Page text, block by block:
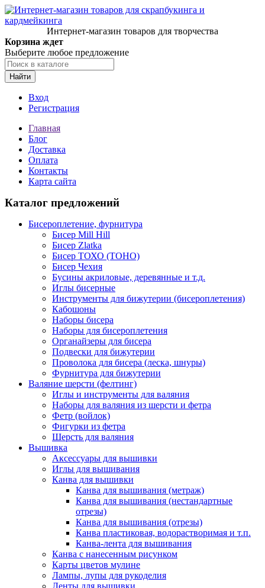
Интернет-магазин товаров для творчества
Корзина ждет
Выберите любое предложение
Найти
Вход
Регистрация
Главная
Блог
Доставка
Оплата
Контакты
Карта сайта
Каталог предложений
Бисероплетение, фурнитура
Бисер Mill Hill
Бисер Zlatka
Бисер ТОХО (TOHO)
Бисер Чехия
Бусины акриловые, деревянные и т.д.
Иглы бисерные
Инструменты для бижутерии (бисероплетения)
Кабошоны
Наборы бисера
Наборы для бисероплетения
Органайзеры для бисера
Подвески для бижутерии
Проволока для бисера (леска, шнуры)
Фурнитура для бижутерии
Валяние шерсти (фелтинг)
Иглы и инструменты для валяния
Наборы для валяния из шерсти и фетра
Фетр (войлок)
Фигурки из фетра
Шерсть для валяния
Вышивка
Аксессуары для вышивки
Иглы для вышивания
Канва для вышивки
Канва для вышивания (метраж)
Канва для вышивания (нестандартные
отрезы)
Канва для вышивания (отрезы)
Канва пластиковая, водорастворимая и т.п.
Канва-лента для вышивания
Канва с нанесенным рисунком
Карты цветов мулине
Лампы, лупы для рукоделия
Ленты для вышивки